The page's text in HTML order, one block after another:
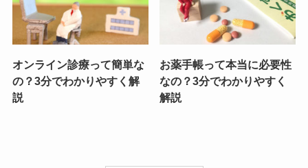
オンライン診療って簡単な
の？3分でわかりやすく解
説
お薬手帳って本当に必要性
なの？3分でわかりやすく
解説